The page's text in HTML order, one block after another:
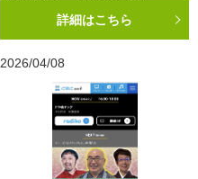
詳細はこちら
2026/04/08